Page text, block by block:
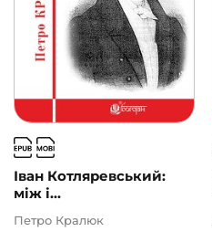
Іван Котляревський:
між і...
Петро Кралюк